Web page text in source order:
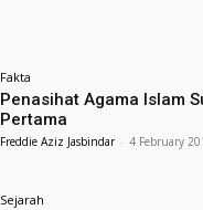
Fakta
Penasihat Agama Islam
Pertama
Freddie Aziz Jasbindar - 4 February
Sejarah